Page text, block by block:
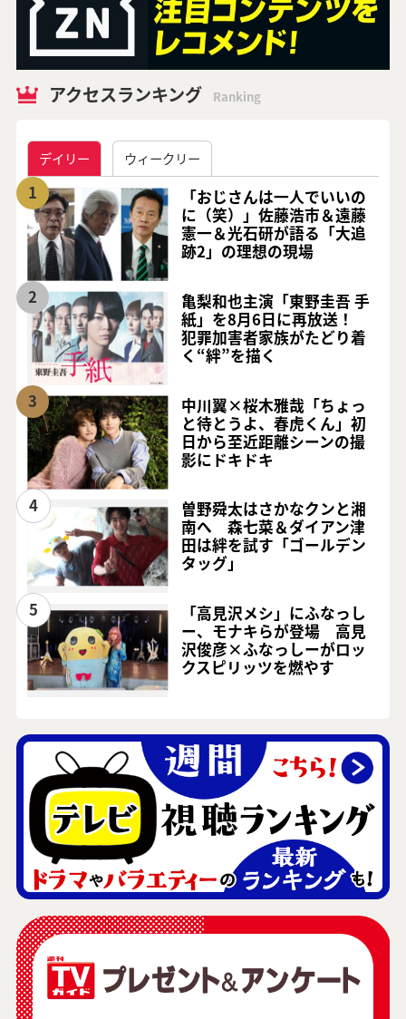
アクセスランキング Ranking
デイリー ウィークリー
1
「おじさんは一人でいいの
に（笑）」佐藤浩市＆遠藤
憲一＆光石研が語る「大追
跡2」の理想の現場
2
亀梨和也主演「東野圭吾 手
紙」を8月6日に再放送！
犯罪加害者家族がたどり着
く“絆”を描く
3
中川翼×桜木雅哉「ちょっ
と待とうよ、春虎くん」初
日から至近距離シーンの撮
影にドキドキ
4
曽野舜太はさかなクンと湘
南へ 森七菜＆ダイアン津
田は絆を試す「ゴールデン
タッグ」
5
「高見沢メシ」にふなっし
ー、モナキらが登場 高見
沢俊彦×ふなっしーがロッ
クスピリッツを燃やす